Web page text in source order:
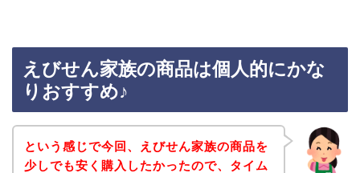
えびせん家族の商品は個人的にかな
りおすすめ♪
という感じで今回、えびせん家族の商品を
少しでも安く購入したかったので、タイム